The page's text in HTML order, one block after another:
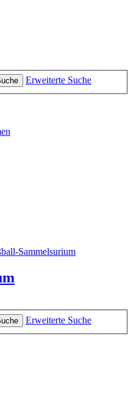
Erweiterte Suche
Sammelsurium
Erweiterte Suche